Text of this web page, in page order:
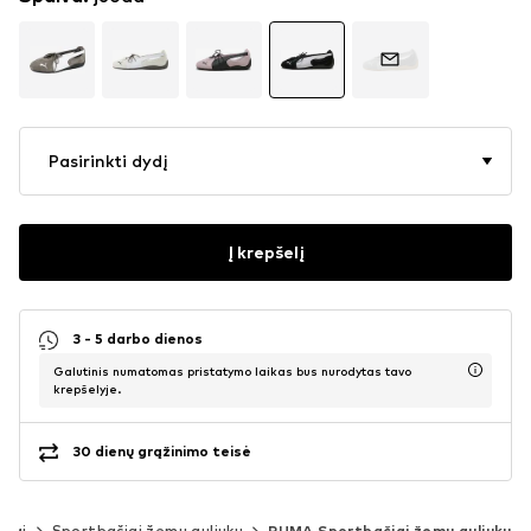
Pasirinkti dydį
Į krepšelį
3 - 5 darbo dienos
Galutinis numatomas pristatymo laikas bus nurodytas tavo
krepšelyje.
30 dienų grąžinimo teisė